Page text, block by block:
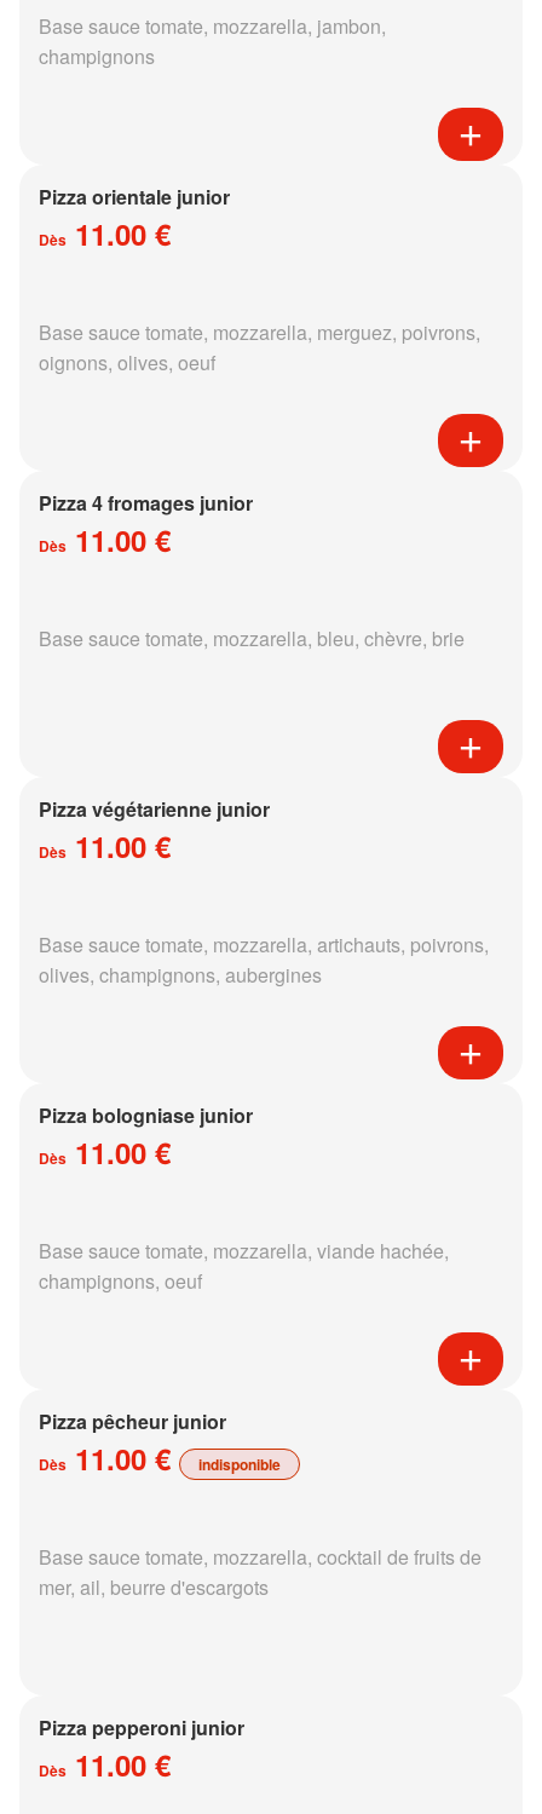
Base sauce tomate, mozzarella, jambon,
champignons
Pizza orientale junior
Dès 11.00 €
Base sauce tomate, mozzarella, merguez, poivrons,
oignons, olives, oeuf
Pizza 4 fromages junior
Dès 11.00 €
Base sauce tomate, mozzarella, bleu, chèvre, brie
Pizza végétarienne junior
Dès 11.00 €
Base sauce tomate, mozzarella, artichauts, poivrons,
olives, champignons, aubergines
Pizza bologniase junior
Dès 11.00 €
Base sauce tomate, mozzarella, viande hachée,
champignons, oeuf
Pizza pêcheur junior
Dès 11.00 € indisponible
Base sauce tomate, mozzarella, cocktail de fruits de
mer, ail, beurre d'escargots
Pizza pepperoni junior
Dès 11.00 €